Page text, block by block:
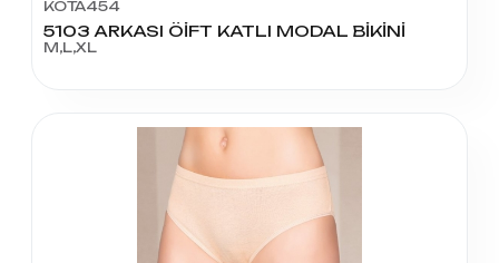
KOTA454
5103 ARKASI ÖİFT KATLI MODAL BİKİNİ
M,L,XL